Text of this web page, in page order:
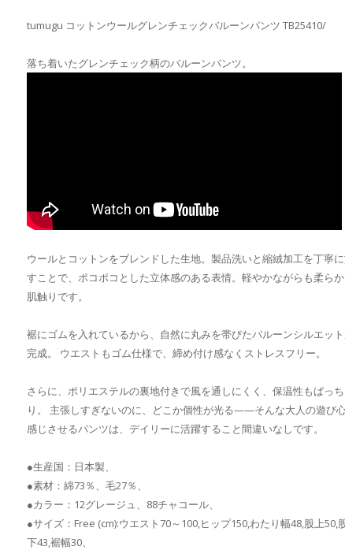
tumugu コットンウールグレンチェックバルーンパンツ TB25410/
落ち着いたグレンチェック柄のバルーンパンツ。
ウールとコットンをブレンドした生地。製品洗いと縮絨加工を丁寧
すことで、ポコポコとした立体感のある表情。軽やかながらも柔ら
肌触りです。
裾にゴムを入れているから、自然に丸みを帯びたバルーンシルエッ
完成。 ウエストもゴム仕様で、締め付け感なくストレスフリー。
さらに、ポリエステルの裏地付きで風を通しにくく、保温性もばっち
り。 主張しすぎないのに、どこか個性が光る——そんな大人の遊び
感じさせるパンツは、デイリーに活躍すること間違いなしです。
●生産国：日本製、
●素材：綿73％、毛27％、
●カラー：12グレージュ、88チャコール、
●サイズ：Free (cm):ウエスト70～100,ヒップ150,わたり幅48,股上50,
下43,裾幅30、